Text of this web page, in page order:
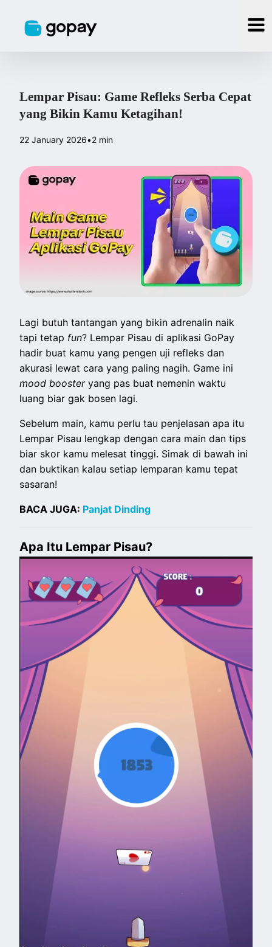
Lempar Pisau: Game Refleks Serba Cepat
yang Bikin Kamu Ketagihan!
22 January 2026•2 min
Lagi butuh tantangan yang bikin adrenalin naik
tapi tetap fun? Lempar Pisau di aplikasi GoPay
hadir buat kamu yang pengen uji refleks dan
akurasi lewat cara yang paling nagih. Game ini
mood boosteryang pas buat nemenin waktu
luang biar gak bosen lagi.
Sebelum main, kamu perlu tau penjelasan apa itu
Lempar Pisau lengkap dengan cara main dan tips
biar skor kamu melesat tinggi. Simak di bawah ini
dan buktikan kalau setiap lemparan kamu tepat
sasaran!
BACA JUGA: Panjat Dinding
Apa Itu Lempar Pisau?